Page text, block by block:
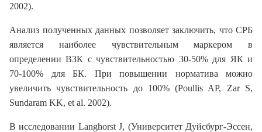
2002).
Анализ полученных данных позволяет заключить, что СРБ
является наиболее чувствительным маркером в
определении ВЗК с чувствительностью 30-50% для ЯК и
70-100% для БК. При повышении норматива можно
увеличить чувствительность до 100% (Poullis AP, Zar S,
Sundaram KK, et al. 2002).
В исследовании Langhorst J, (Университет Дуйсбург-Эссен,